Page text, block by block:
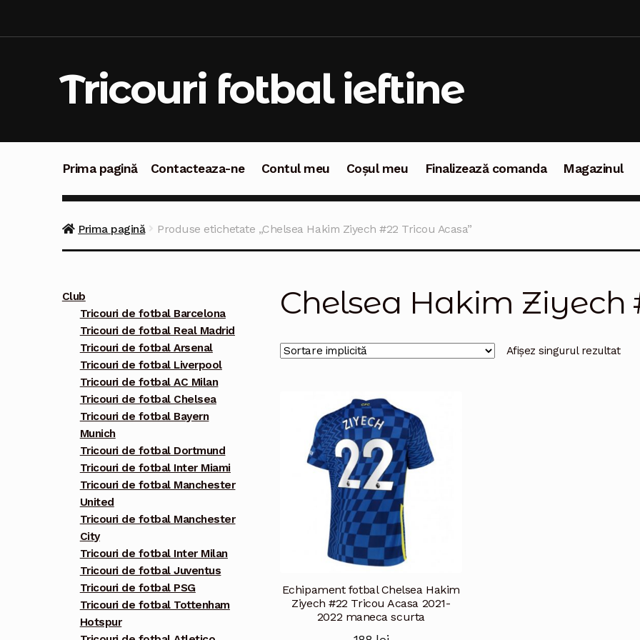
Tricouri fotbal ieftine
Prima pagină Contacteaza-ne Contul meu Coșul meu Finalizează comanda Magazinul
Prima pagină Produse etichetate „Chelsea Hakim Ziyech #22 Tricou Acasa”
Chelsea Hakim Ziyech
Afișez singurul rezultat
Echipament fotbal Chelsea Hakim
Ziyech #22 Tricou Acasa 2021-
2022 maneca scurta
Club
Tricouri de fotbal Barcelona
Tricouri de fotbal Real Madrid
Tricouri de fotbal Arsenal
Tricouri de fotbal Liverpool
Tricouri de fotbal AC Milan
Tricouri de fotbal Chelsea
Tricouri de fotbal Bayern
Munich
Tricouri de fotbal Dortmund
Tricouri de fotbal Inter Miami
Tricouri de fotbal Manchester
United
Tricouri de fotbal Manchester
City
Tricouri de fotbal Inter Milan
Tricouri de fotbal Juventus
Tricouri de fotbal PSG
Tricouri de fotbal Tottenham
Hotspur